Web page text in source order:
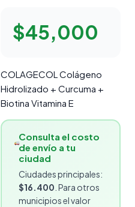
$45,000
COLAGECOL Colágeno
Hidrolizado + Curcuma +
Biotina Vitamina E
Consulta el costo
de envío a tu
ciudad
Ciudades principales:
$16.400 . Para otros
municipios el valor
cantidad